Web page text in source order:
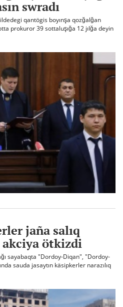
swradı
qantögis boyınşa qozğalğan
prokuror 39 sottaluşığa 12 jılğa deyin
jaña salıq
akciya ötkizdi
sayabaqta "Dordoy-Diqan", "Dordoy-
sauda jasaytın käsipkerler narazılıq